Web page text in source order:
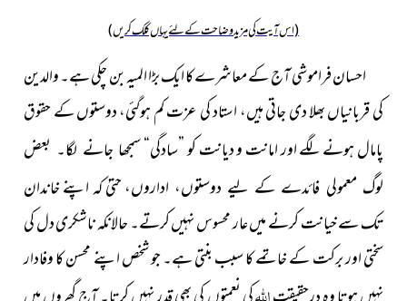
(اس آیت کی مزید وضاحت کے لئے یہاں کلک کریں)
احسان فراموشی آج کے معاشرے کا ایک بڑا المیہ بن چکی ہے۔ والدین
کی قربانیاں بھلا دی جاتی ہیں، استاد کی عزت کم ہوگئی، دوستوں کے حقوق
پامال ہونے لگے اور امانت و دیانت کو ”سادگی“سمجھا جانے لگا۔ بعض
لوگ معمولی فائدے کے لیے دوستوں، اداروں،حتیٰ کہ اپنے خاندان
تک سے خیانت کرنے میں عار محسوس نہیں کرتے۔ حالانکہ ناشکری دل کی
سختی اور برکت کے خاتمے کا سبب بنتی ہے۔ جو شخص اپنے محسن کا وفادار